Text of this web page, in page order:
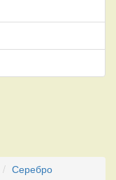
Серебро